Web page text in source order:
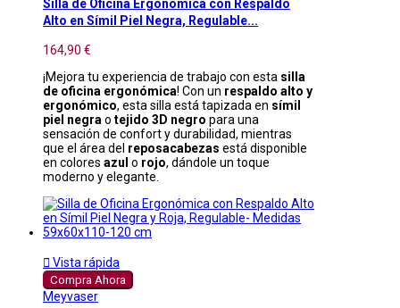
Silla de Oficina Ergonómica con Respaldo
Alto en Símil Piel Negra, Regulable...
164,90 €
¡Mejora tu experiencia de trabajo con esta silla
de oficina ergonómica! Con un respaldo alto y
ergonómico, esta silla está tapizada en símil
piel negrao tejido 3D negro para una
sensación de confort y durabilidad, mientras
que el área del reposacabezas está disponible
en colores azul o rojo, dándole un toque
moderno y elegante.
 Vista rápida
Compra Ahora
Meyvaser